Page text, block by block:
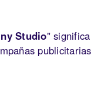
Studio" significa
publicitarias